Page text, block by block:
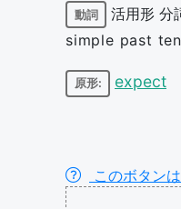
(en-US)
ギリ
ス）
動詞 活用形 分
simple past
原形: expect
このボタン